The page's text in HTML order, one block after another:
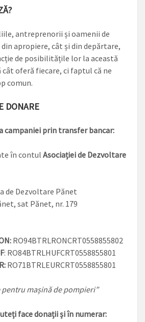
antreprenorii și oamenii de
apropiere, cât și din depărtare,
de posibilitățile lor la această
cât oferă fiecare, ci faptul că ne
comun.
DONARE
campaniei prin transfer bancar:
în contul Asociației de Dezvoltare
de Dezvoltare Pănet
sat Pănet, nr. 179
RO94BTRLRONCRT0558855802
: RO84BTRLHUFCRT0558855801
RO71BTRLEURCRT0558855801
pentru mașină de pompieri”
face donații și în numerar: